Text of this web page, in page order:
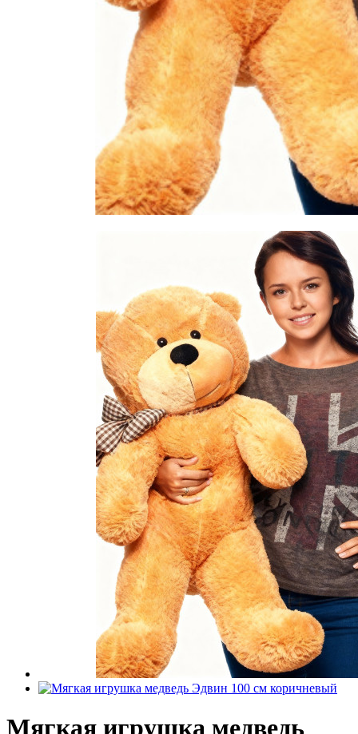
Мягкая игрушка медведь